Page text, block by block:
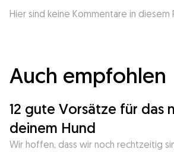
Hier sind keine Kommentare in diesem
Auch empfohlen
12 gute Vorsätze für das
deinem Hund
Wir hoffen, dass wir noch rechtzeitig